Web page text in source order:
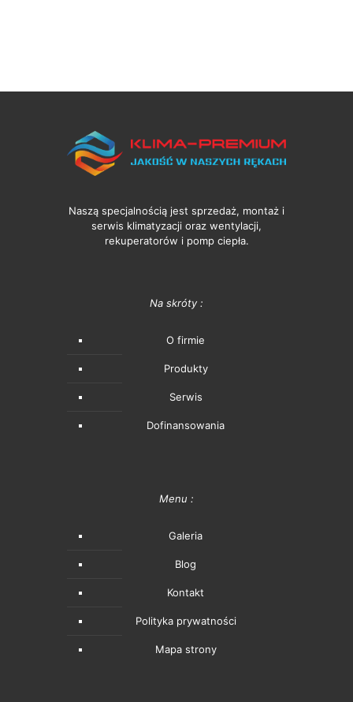
Naszą specjalnością jest sprzedaż, montaż i
serwis klimatyzacji oraz wentylacji,
rekuperatorów i pomp ciepła.
Na skróty :
O firmie
Produkty
Serwis
Dofinansowania
Menu :
Galeria
Blog
Kontakt
Polityka prywatności
Mapa strony